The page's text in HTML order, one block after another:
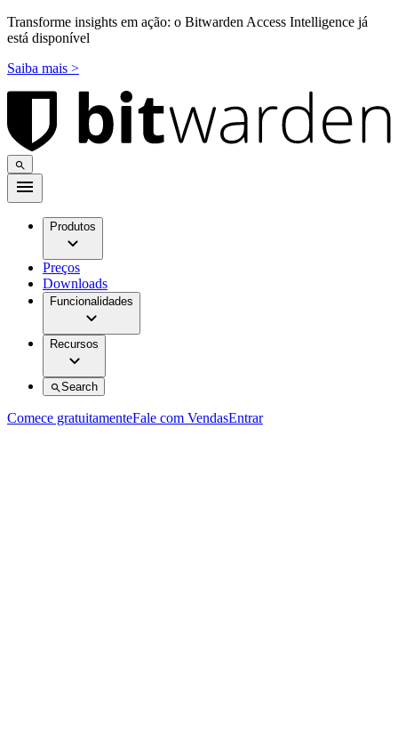
Transforme insights em ação: o Bitwarden Access Intelligence já
está disponível
Saiba mais >
Produtos
Preços
Downloads
Funcionalidades
Recursos
Search
Comece gratuitamenteFale com VendasEntrar